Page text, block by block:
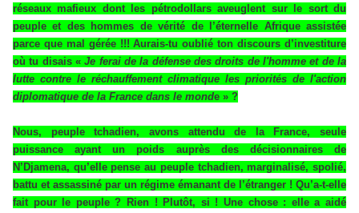
réseaux mafieux dont les pétrodollars aveuglent sur le sort du
peuple et des hommes de vérité de l’éternelle Afrique assistée
parce que mal gérée !!! Aurais-tu oublié ton discours d’investiture
où tu disais «Je ferai de la défense des droits de l'homme et de la
lutte contre le réchauffement climatique les priorités de l'action
diplomatique de la France dans le monde » ?
Nous, peuple tchadien, avons attendu de la France, seule
puissance ayant un poids auprès des décisionnaires de
N’Djamena, qu’elle pense au peuple tchadien, marginalisé, spolié,
battu et assassiné par un régime émanant de l’étranger ! Qu’a-t-elle
fait pour le peuple ? Rien ! Plutôt, si ! Une chose : elle a aidé